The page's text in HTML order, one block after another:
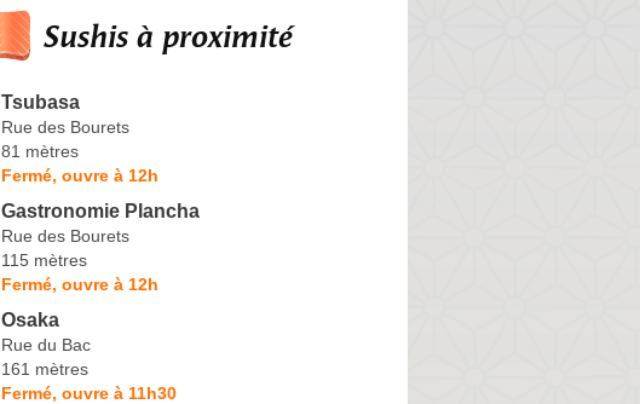
Sushis à proximité
Tsubasa
Rue des Bourets
81 mètres
Fermé, ouvre à 12h
Gastronomie Plancha
Rue des Bourets
115 mètres
Fermé, ouvre à 12h
Osaka
Rue du Bac
161 mètres
Fermé, ouvre à 11h30